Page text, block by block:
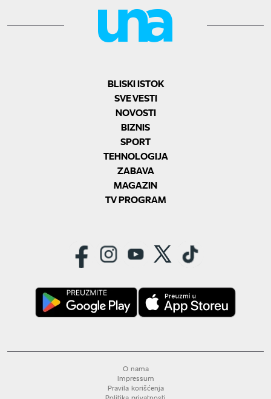
BLISKI ISTOK
SVE VESTI
NOVOSTI
BIZNIS
SPORT
TEHNOLOGIJA
ZABAVA
MAGAZIN
TV PROGRAM
O nama
Impressum
Pravila korišćenja
Politika privatnosti